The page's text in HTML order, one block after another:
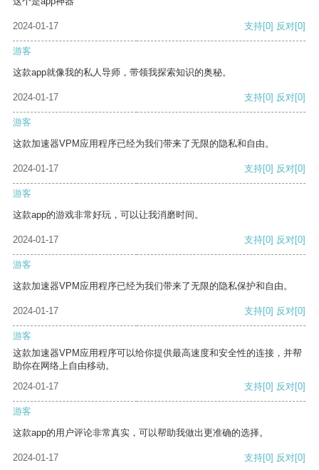
2024-01-17 支持[0] 反对[0]
游客
这款app就像我的私人导师，带领我探索知识的奥秘。
2024-01-17 支持[0] 反对[0]
游客
这款加速器VPM应用程序已经为我们带来了无限的隐私和自由。
2024-01-17 支持[0] 反对[0]
游客
这款app的游戏非常好玩，可以让我消磨时间。
2024-01-17 支持[0] 反对[0]
游客
这款加速器VPM应用程序已经为我们带来了无限的隐私保护和自由。
2024-01-17 支持[0] 反对[0]
游客
这款加速器VPM应用程序可以给你提供最高速度和安全性的连接，并帮
助你在网络上自由移动。
2024-01-17
支持[0] 反对[0]
游客
这款app的用户评论非常真实，可以帮助我做出更准确的选择。
2024-01-17 支持[0] 反对[0]